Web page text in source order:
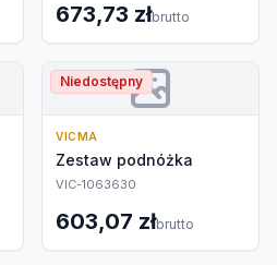
673,73 złbrutto
Niedostępny
VICMA
Zestaw podnóżka
VIC-1063630
603,07 złbrutto